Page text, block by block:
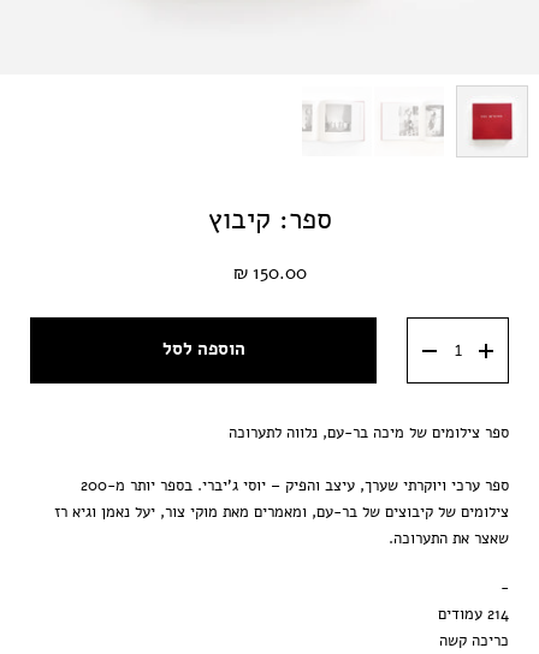
ספר: קיבוץ
150.00 ₪
הוספה לסל
ספר צילומים של מיכה בר-עם, נלווה לתערוכה
ספר ערכי ויוקרתי שערך, עיצב והפיק – יוסי ג'יברי. בספר יותר מ-200
צילומים של קיבוצים של בר-עם, ומאמרים מאת מוקי צור, יעל נאמן וגיא רז
שאצר את התערוכה.
-
214 עמודים
כריכה קשה